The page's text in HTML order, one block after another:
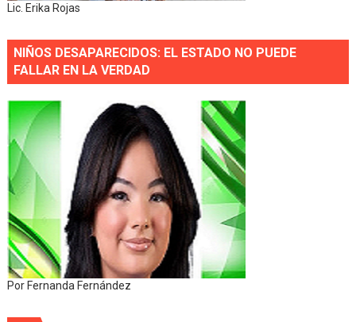
Lic. Erika Rojas
NIÑOS DESAPARECIDOS: EL ESTADO NO PUEDE
FALLAR EN LA VERDAD
Por Fernanda Fernández